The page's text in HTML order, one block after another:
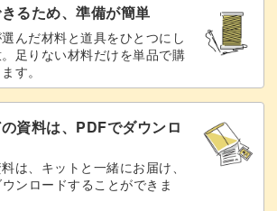
ケットとイチゴ、接着する時もきれい
ね。
て使えるホイップワックスは接着剤の
します。
るため、準備が簡単
んだ材料と道具をひとつにし
足りない材料だけを単品で購
す。
資料は、PDFでダウンロ
は、キットと一緒にお届け、
ンロードすることができま